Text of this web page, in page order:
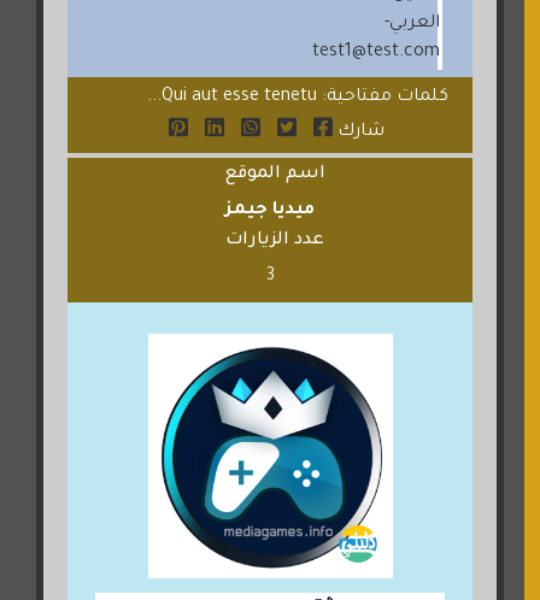
كلمات مفتاحية: Qui aut esse tenetu...
شارك
اسم الموقع
ميديا جيمز
عدد الزيارات
3